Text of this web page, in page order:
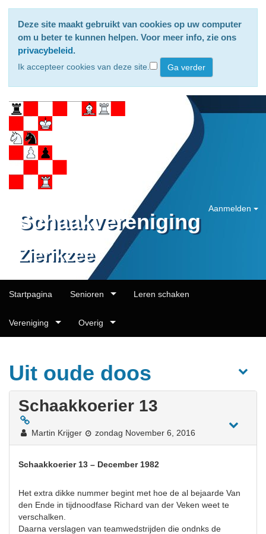
Deze site maakt gebruikt van cookies op uw computer
om u beter te kunnen helpen. Voor meer info, zie ons
privacybeleid.
Ik accepteer cookies van deze site.
Schaakvereniging
Zierikzee
Aanmelden
Startpagina Senioren Leren schaken
Vereniging Overig
Uit oude doos
Schaakkoerier 13
Martin Krijger zondag November 6, 2016
Schaakkoerier 13 – December 1982
Het extra dikke nummer begint met hoe de al bejaarde Van
den Ende in tijdnoodfase Richard van der Veken weet te
verschalken.
Daarna verslagen van teamwedstrijden die ondnks de